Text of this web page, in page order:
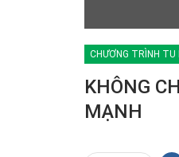
CHƯƠNG TRÌNH TU
KHÔNG
MẠNH